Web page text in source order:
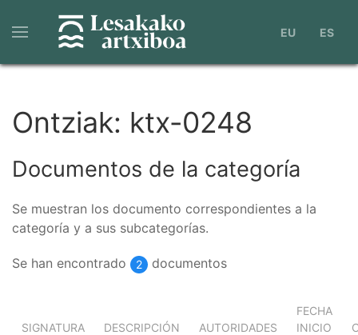
contenido
principal
EU ES
Ontziak: ktx-0248
Documentos de la categoría
Se muestran los documento correspondientes a la
categoría y a sus subcategorías.
Se han encontrado 2 documentos
SIGNATURA DESCRIPCIÓN AUTORIDADES
FECHA
INICIO